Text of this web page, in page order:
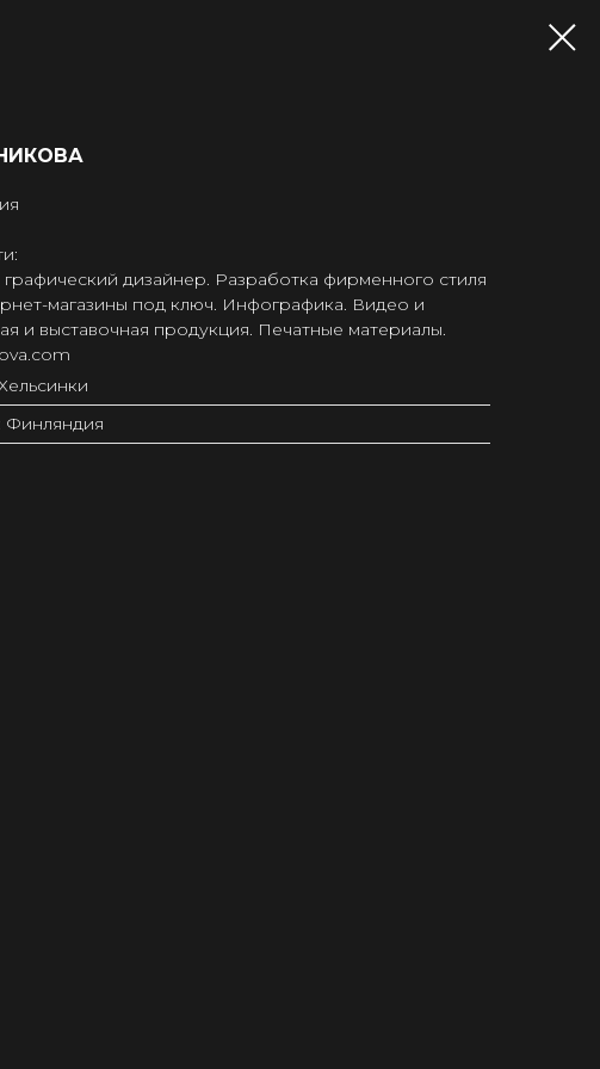
дизайнер. Разработка фирменного стиля
магазины под ключ. Инфографика. Видео и
и выставочная продукция. Печатные материалы.
Финляндия